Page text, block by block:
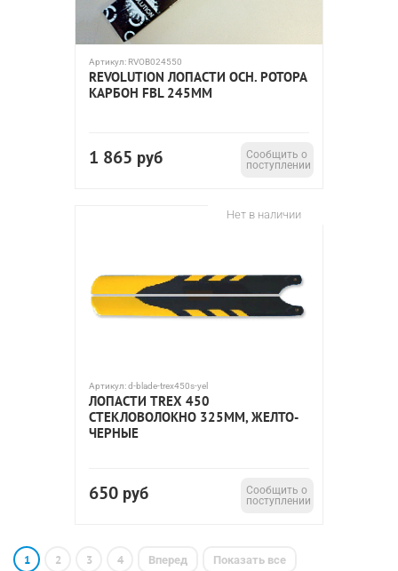
Артикул: RVOB024550
REVOLUTION ЛОПАСТИ ОСН. РОТОРА
КАРБОН FBL 245ММ
1 865 руб
Сообщить о
поступлении
Нет в наличии
Артикул:d-blade-trex450s-yel
ЛОПАСТИ TREX 450
СТЕКЛОВОЛОКНО 325МM, ЖЕЛТО-
ЧЕРНЫЕ
650 руб
Сообщить о
поступлении
1 2 3 4 Вперед Показать все